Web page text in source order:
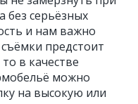
без серьёзных
и нам важно
предстоит
в качестве
можно
на высокую или